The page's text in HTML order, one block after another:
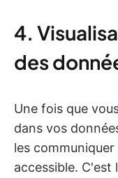
4.
des
Une fois que
dans vos
les
accessible. C'est